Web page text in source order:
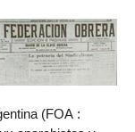
(FOA :